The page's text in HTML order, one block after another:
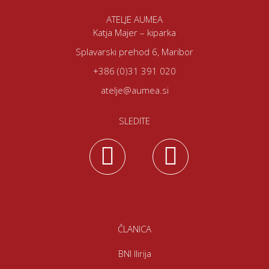
ATELJE AUMEA
Katja Majer – kiparka
Splavarski prehod 6, Maribor
+386 (0)31 391 020
atelje@aumea.si
SLEDITE
ČLANICA
BNI Ilirija